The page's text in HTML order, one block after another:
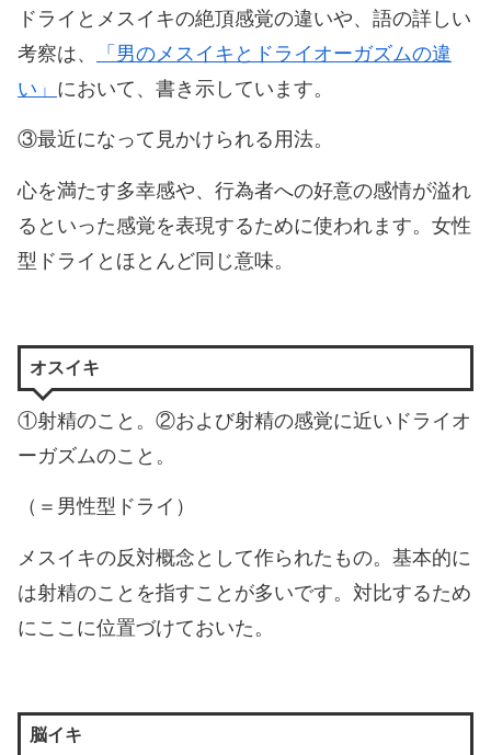
ドライとメスイキの絶頂感覚の違いや、語の詳しい
考察は、
「男のメスイキとドライオーガズムの違
い」 において、書き示しています。
③最近になって見かけられる用法。
心を満たす多幸感や、行為者への好意の感情が溢れ
るといった感覚を表現するために使われます。女性
型ドライとほとんど同じ意味。
オスイキ
①射精のこと。②および射精の感覚に近いドライオ
ーガズムのこと。
（＝男性型ドライ）
メスイキの反対概念として作られたもの。基本的に
は射精のことを指すことが多いです。対比するため
にここに位置づけておいた。
脳イキ